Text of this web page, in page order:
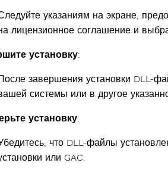
указаниям на экране,
лицензионное соглашение и
установку:
завершения установки DLL-
системы или в другое
установку:
что DLL-файлы
или GAC.